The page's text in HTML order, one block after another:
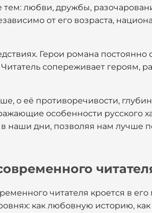
тем: любви, дружбы,
от его возраста,
Герои романа постоянно
сопереживает героям,
о её противоречивости,
особенности русского
наши дни, позволяя нам лучше
читателя кроется в
как любовную историю,